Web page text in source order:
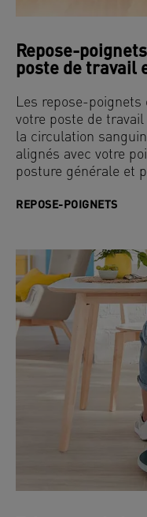
Repose-
poste de travail
Les repose-
votre poste de
la circulation
alignés avec votre
posture générale et
REPOSE-POIGNETS